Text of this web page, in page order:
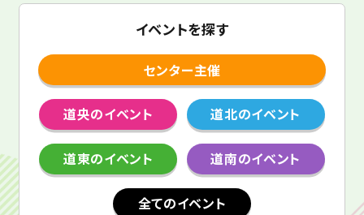
イベントを探す
センター主催
道央のイベント 道北のイベント
道東のイベント 道南のイベント
全てのイベント